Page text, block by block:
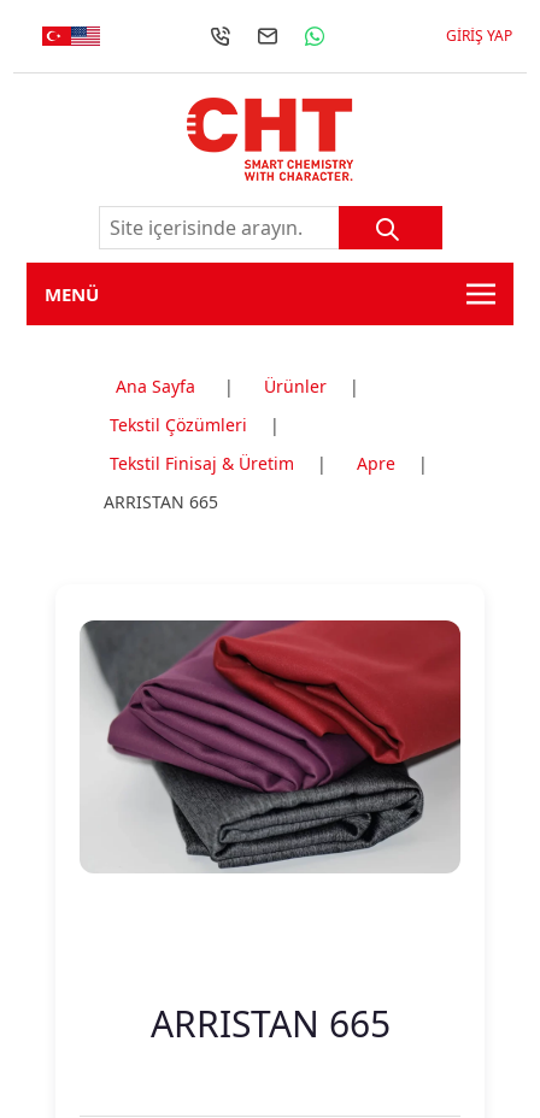
GIRIŞ YAP
MENÜ
Ana Sayfa | Ürünler
|
Tekstil Çözümleri
|
Tekstil Finisaj & Üretim
| Apre
|
ARRISTAN 665
ARRISTAN 665